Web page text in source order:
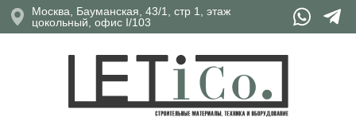
Москва, Бауманская, 43/1, стр 1, этаж
цокольный, офис I/103